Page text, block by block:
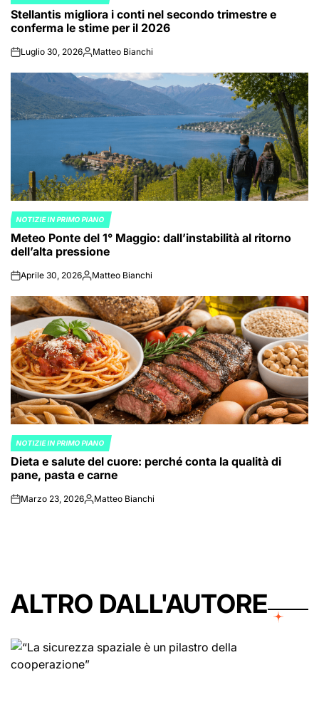
IN
Stellantis migliora i conti nel secondo trimestre e
conferma le stime per il 2026
onLuglio 30, 2026Posted
Matteo Bianchi
POSTED
IN
NOTIZIE IN PRIMO PIANO
Meteo Ponte del 1° Maggio: dall’instabilità al ritorno
dell’alta pressione
onAprile 30, 2026Posted
Matteo Bianchi
POSTED
IN
NOTIZIE IN PRIMO PIANO
Dieta e salute del cuore: perché conta la qualità di
pane, pasta e carne
onMarzo 23, 2026Posted
Matteo Bianchi
ALTRO DALL'AUTORE